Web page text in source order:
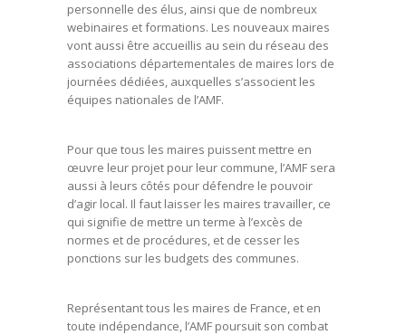
personnelle des élus, ainsi que de nombreux
webinaires et formations. Les nouveaux maires
vont aussi être accueillis au sein du réseau des
associations départementales de maires lors de
journées dédiées, auxquelles s’associent les
équipes nationales de l’AMF.
Pour que tous les maires puissent mettre en
œuvre leur projet pour leur commune, l’AMF sera
aussi à leurs côtés pour défendre le pouvoir
d’agir local. Il faut laisser les maires travailler, ce
qui signifie de mettre un terme à l’excès de
normes et de procédures, et de cesser les
ponctions sur les budgets des communes.
Représentant tous les maires de France, et en
toute indépendance, l’AMF poursuit son combat